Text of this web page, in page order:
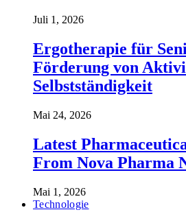
Juli 1, 2026
Ergotherapie für
Förderung von
Selbstständigkeit
Mai 24, 2026
Latest
From Nova Pharma
Mai 1, 2026
Technologie